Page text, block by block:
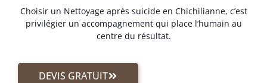
Choisir un Nettoyage après suicide en Chichilianne, c’est
privilégier un accompagnement qui place l’humain au
centre du résultat.
DEVIS GRATUIT